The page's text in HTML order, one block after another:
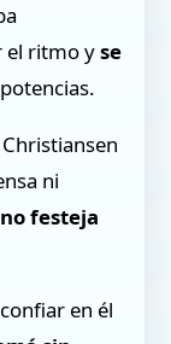
el ritmo yse
ni
festeja
en él